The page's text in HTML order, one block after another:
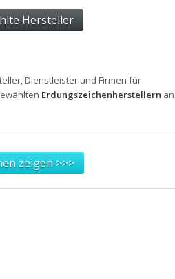
Dienstleister und Firmen für
Erdungszeichenherstellern an.
zeigen >>>